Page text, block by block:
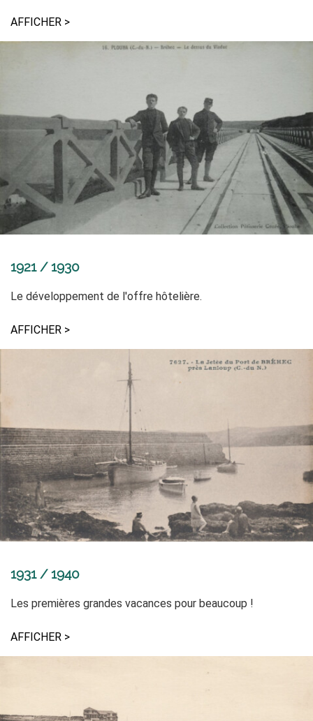
AFFICHER >
1921 / 1930
Le développement de l'offre hôtelière.
AFFICHER >
1931 / 1940
Les premières grandes vacances pour beaucoup !
AFFICHER >